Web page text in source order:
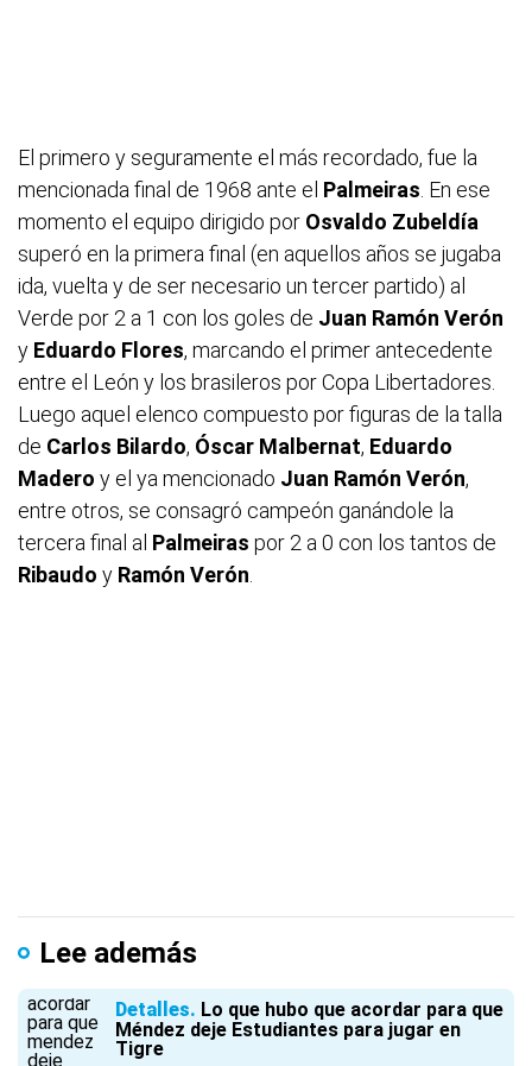
El primero y seguramente el más recordado, fue la
mencionada final de 1968 ante el Palmeiras . En ese
momento el equipo dirigido por Osvaldo Zubeldía
superó en la primera final (en aquellos años se jugaba
ida, vuelta y de ser necesario un tercer partido) al
Verde por 2 a 1 con los goles de Juan Ramón Verón
y Eduardo Flores, marcando el primer antecedente
entre el León y los brasileros por Copa Libertadores.
Luego aquel elenco compuesto por figuras de la talla
de Carlos Bilardo, Óscar Malbernat, Eduardo
Madero y el ya mencionado Juan Ramón Verón,
entre otros, se consagró campeón ganándole la
tercera final al Palmeiras por 2 a 0 con los tantos de
Ribaudo y Ramón Verón
Lee además
Detalles Lo que hubo que acordar para que
Méndez deje Estudiantes para jugar en
Tigre